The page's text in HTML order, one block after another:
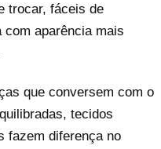
trocar, fáceis de
com aparência mais
que conversem com o
tecidos
fazem diferença no